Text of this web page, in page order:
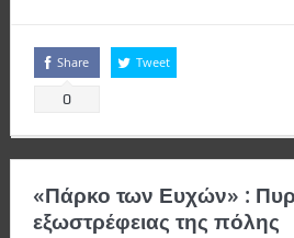
Share
0
Tweet
«Πάρκο των Ευχών» :
εξωστρέφειας της πόλης